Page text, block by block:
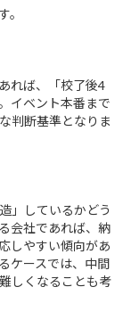
。
れば、「校了後4
イベント本番まで
判断基準となりま
」しているかどう
会社であれば、納
しやすい傾向があ
ケースでは、中間
しくなることも考